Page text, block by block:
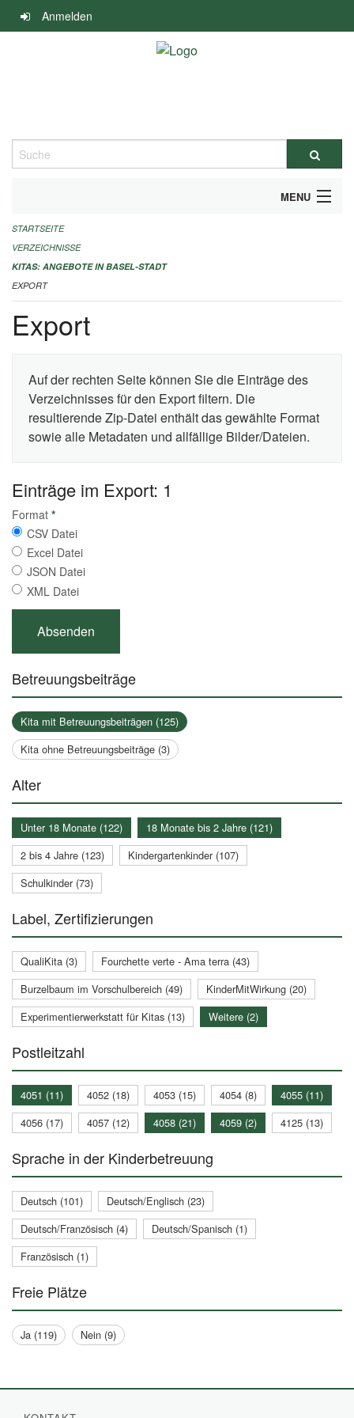
Navigation
überspringen
Anmelden
Suche
MENU
ALLGEMEINE INFORMATIONEN
IMPRESSUM
STARTSEITE
VERZEICHNISSE
KITAS: ANGEBOTE IN BASEL-STADT
EXPORT
Export
Auf der rechten Seite können Sie die Einträge des
Verzeichnisses für den Export filtern. Die
resultierende Zip-Datei enthält das gewählte Format
sowie alle Metadaten und allfällige Bilder/Dateien.
Einträge im Export: 1
Format *
CSV Datei
Excel Datei
JSON Datei
XML Datei
Betreuungsbeiträge
Kita mit Betreuungsbeiträgen (125)
Kita ohne Betreuungsbeiträge (3)
Alter
Unter 18 Monate (122)
18 Monate bis 2 Jahre (121)
2 bis 4 Jahre (123)
Kindergartenkinder (107)
Schulkinder (73)
Label, Zertifizierungen
QualiKita (3)
Fourchette verte - Ama terra (43)
Burzelbaum im Vorschulbereich (49)
KinderMitWirkung (20)
Experimentierwerkstatt für Kitas (13)
Weitere (2)
Postleitzahl
4051 (11) 4052 (18) 4053 (15) 4054 (8)
4055 (11)
4056 (17)
4057 (12) 4058 (21) 4059 (2) 4125 (13)
Sprache in der Kinderbetreuung
Deutsch (101)
Deutsch/Englisch (23)
Deutsch/Französisch (4)
Deutsch/Spanisch (1)
Französisch (1)
Freie Plätze
Ja (119) Nein (9)